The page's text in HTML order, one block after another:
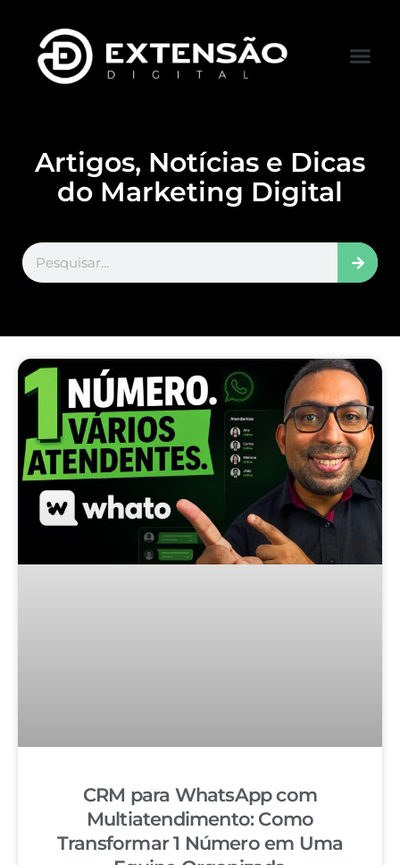
Artigos, Notícias e Dicas
do Marketing Digital
CRM para WhatsApp com
Multiatendimento: Como
Transformar 1 Número em Uma